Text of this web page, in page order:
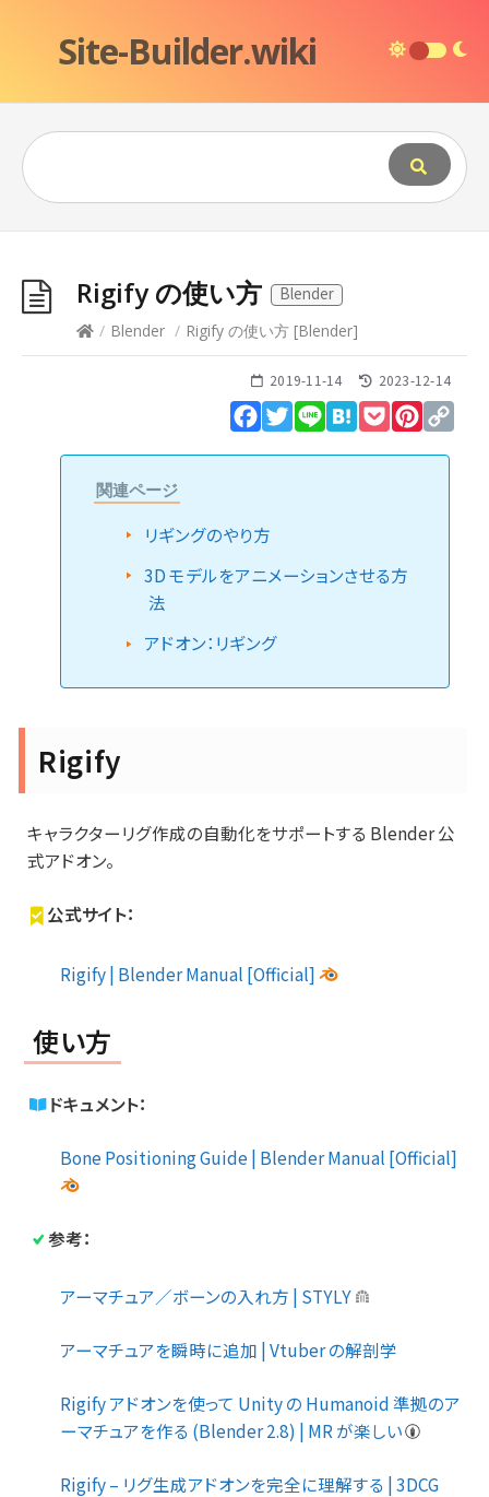
Site-Builder.wiki
Rigify の使い方
Blender
/ Blender / Rigify の使い方 [Blender]
2019-11-14 2023-12-14
Facebook
Twitter
Line HatenaPocket
関連ページ
リギングのやり方
3D モデルをアニメーションさせる方
法
アドオン：リギング
Rigify
キャラクターリグ作成の自動化をサポートする Blender 公
式アドオン。
公式サイト：
Rigify | Blender Manual [Official]
使い方
ドキュメント：
Bone Positioning Guide | Blender Manual [Official]
参考：
アーマチュア／ボーンの入れ方 | STYLY
アーマチュアを瞬時に追加 | Vtuber の解剖学
Rigify アドオンを使って Unity の Humanoid 準拠のア
ーマチュアを作る (Blender 2.8) | MR が楽しい
Rigify – リグ生成アドオンを完全に理解する | 3DCG